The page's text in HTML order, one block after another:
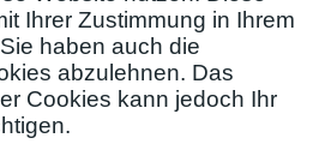
Ihrer Zustimmung in Ihrem
haben auch die
abzulehnen. Das
Cookies kann jedoch Ihr